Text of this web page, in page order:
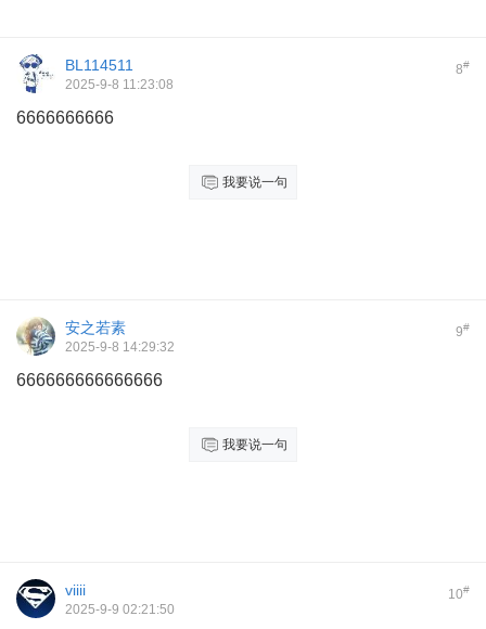
8#
BL114511
2025-9-8 11:23:08
6666666666
我要说一句
9#
安之若素
2025-9-8 14:29:32
666666666666666
我要说一句
10#
viiii
2025-9-9 02:21:50